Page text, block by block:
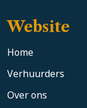
Website
Home
Verhuurders
Over ons